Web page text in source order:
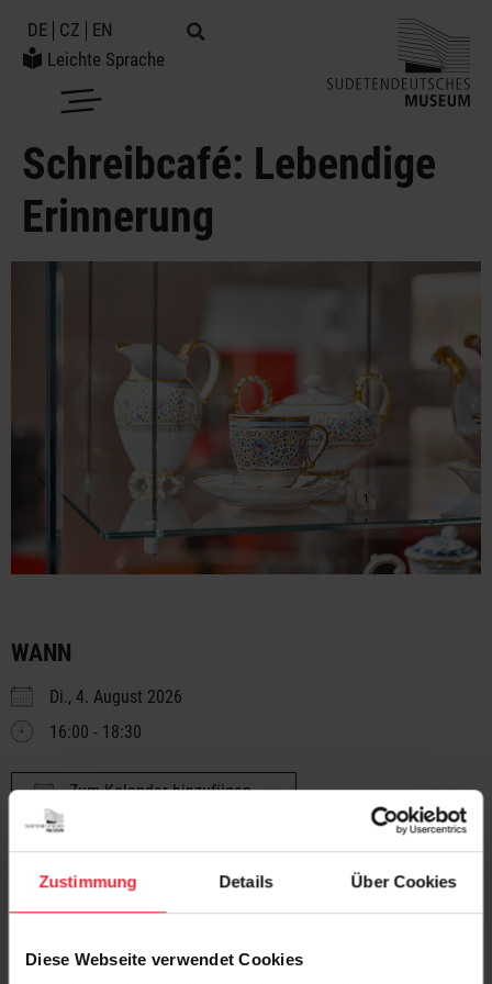
Zustimmung Details Über Cookies
Diese Webseite verwendet Cookies
DE CZ
EN
Leichte Sprache
Schreibcafé: Lebendige
Erinnerung
WANN
Di., 4. August 2026
16:00 - 18:30
Zum Kalender hinzufügen
ICS herunterladen
Google Kalender
Angebot für Erwachsene